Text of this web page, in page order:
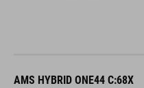
AMS HYBRID ONE44 C:68X